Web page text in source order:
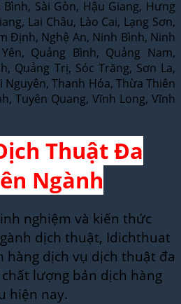
Sài Gòn, Hậu Giang, Hưng
Lai Châu, Lào Cai, Lạng Sơn,
Định, Nghệ An, Ninh Bình, Ninh
Quảng Bình, Quảng Nam,
Quảng Trị, Sóc Trăng, Sơn La,
Nguyên, Thanh Hóa, Thừa Thiên
Tuyên Quang, Vĩnh Long, Vĩnh
Thuật Đa
Ngành
nghiệm và kiến thức
dịch thuật, Idichthuat
hàng dịch vụ dịch thuật đa
lượng bản dịch hàng
hiện nay.